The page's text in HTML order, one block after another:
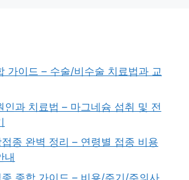
가이드 – 수술/비수술 치료법과 교
인과 치료법 – 마그네슘 섭취 및 전
종 완벽 정리 – 연령별 접종 비용
내
종합 가이드 – 비용/주기/주의사